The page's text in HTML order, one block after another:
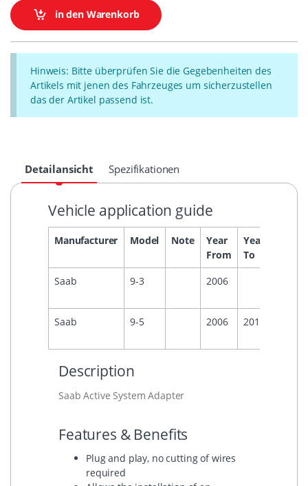
in den Warenkorb
Hinweis: Bitte überprüfen Sie die Gegebenheiten des
Artikels mit jenen des Fahrzeuges um sicherzustellen
das der Artikel passend ist.
Detailansicht Spezifikationen
Vehicle application guide
Manufacturer Model Note
Year
From
Year
To
Saab 9-3 2006
Saab 9-5 2006 2010
Description
Saab Active System Adapter
Features & Benefits
Plug and play, no cutting of wires
required